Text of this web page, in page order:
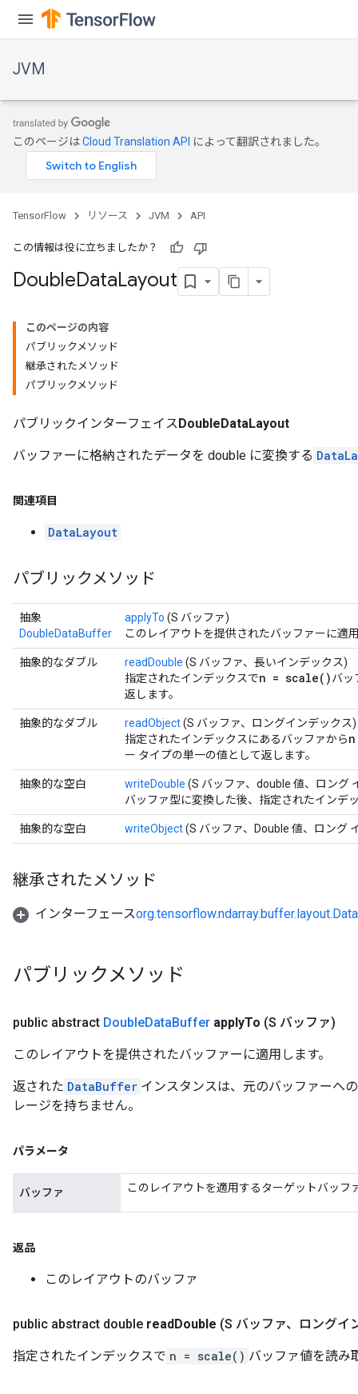
JVM
このページはCloud Translation API によって翻訳されました。
TensorFlow リソース JVM API
この情報は役に立ちましたか？
DoubleDataLayout
このページの内容
パブリックメソッド
継承されたメソッド
パブリックメソッド
パブリックインターフェイスDoubleDataLayout
バッファーに格納されたデータを double に変換する
関連項目
DataLayout
パブリックメソッド
抽象
DoubleDataBuffer
applyTo (S バッファ)
このレイアウトを提供されたバッファーに適
抽象的なダブル readDouble (S バッファ、長いインデックス)
指定されたインデックスでn = scale()バッ
返します。
抽象的なダブル readObject(S バッファ、ロングインデックス)
指定されたインデックスにあるバッファから
ー タイプの単一の値として返します。
抽象的な空白 writeDouble (S バッファ、double 値、ロング
バッファ型に変換した後、指定されたインデ
抽象的な空白 writeObject(S バッファ、Double 値、ロング
継承されたメソッド
インターフェース
パブリックメソッド
public abstract DoubleDataBuffer applyTo (S バッファ)
このレイアウトを提供されたバッファーに適用します。
返された DataBuffer インスタンスは、元のバッファーへ
レージを持ちません。
パラメータ
バッファ このレイアウトを適用するターゲットバッフ
返品
このレイアウトのバッファ
public abstract double readDouble (S バッファ、ロングイ
指定されたインデックスで n = scale() バッファ値を読み